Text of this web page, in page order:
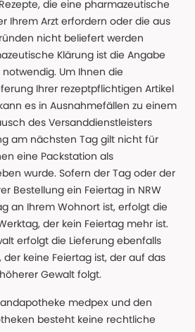
die eine pharmazeutische
Ihrem Arzt erfordern oder die aus
nicht beliefert werden
Klärung ist die Angabe
Um Ihnen die
Ihrer rezeptpflichtigen Artikel
es in Ausnahmefällen zu einem
des Versanddienstleisters
am nächsten Tag gilt nicht für
eine Packstation als
wurde. Sofern der Tag oder der
Bestellung ein Feiertag in NRW
an Ihrem Wohnort ist, erfolgt die
der kein Feiertag mehr ist.
erfolgt die Lieferung ebenfalls
keine Feiertag ist, der auf das
Gewalt folgt.
medpex und den
besteht keine rechtliche